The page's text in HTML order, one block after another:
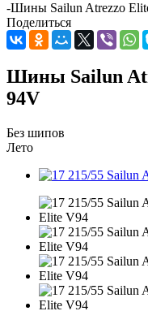
-Шины Sailun Atrezzo
Поделиться
Шины Sailun
94V
Без шипов
Лето